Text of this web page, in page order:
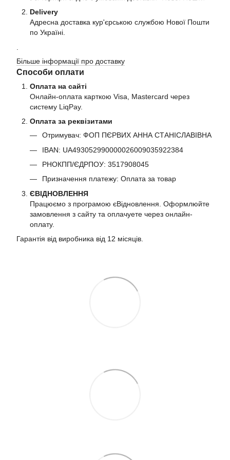
Delivery
Адресна доставка кур'єрською службою Нової Пошти
по Україні.
Більше інформації про доставку
Способи оплати
Оплата на сайті
Онлайн-оплата карткою Visa, Mastercard через
систему LiqPay.
Оплата за реквізитами
Отримувач: ФОП ПЄРВИХ АННА СТАНІСЛАВІВНА
IBAN: UA493052990000026009035922384
РНОКПП/ЄДРПОУ: 3517908045
Призначення платежу: Оплата за товар
ЄВІДНОВЛЕННЯ
Працюємо з програмою єВідновлення. Оформлюйте
замовлення з сайту та оплачуете через онлайн-
оплату.
Гарантія від виробника від 12 місяців.